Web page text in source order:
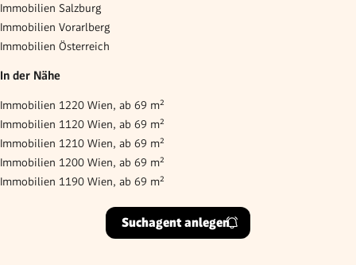
Immobilien Salzburg
Immobilien Vorarlberg
Immobilien Österreich
In der Nähe
Immobilien 1220 Wien, ab 69 m²
Immobilien 1120 Wien, ab 69 m²
Immobilien 1210 Wien, ab 69 m²
Immobilien 1200 Wien, ab 69 m²
Immobilien 1190 Wien, ab 69 m²
Suchagent anlegen